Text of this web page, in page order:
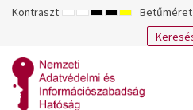
Kontraszt ALAPÉRTELMEZETT
ÉJSZAKAI
NAGY
KONTRASZTÚ
NAGY
KONTRASZTÚ
NAGY
KONTRASZTÚ
SÁRGA
FEKETE
Betűméret